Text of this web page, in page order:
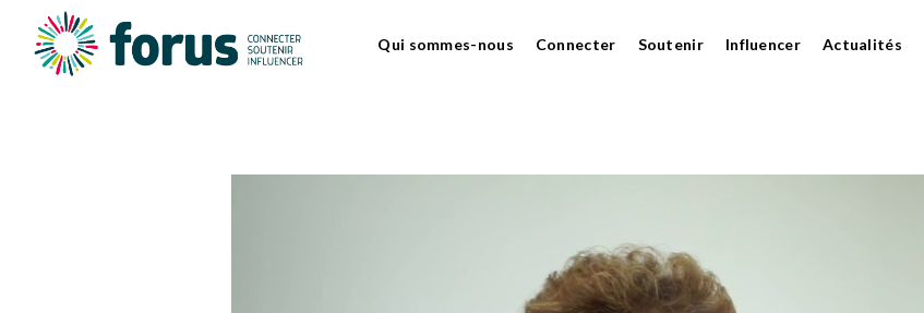
Qui sommes-nous Connecter Soutenir Influencer Actualités